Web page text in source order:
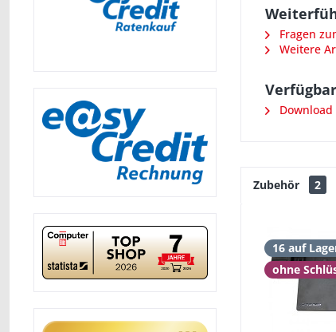
Fragen
Weitere
Zubehör 2
16 auf
ohne